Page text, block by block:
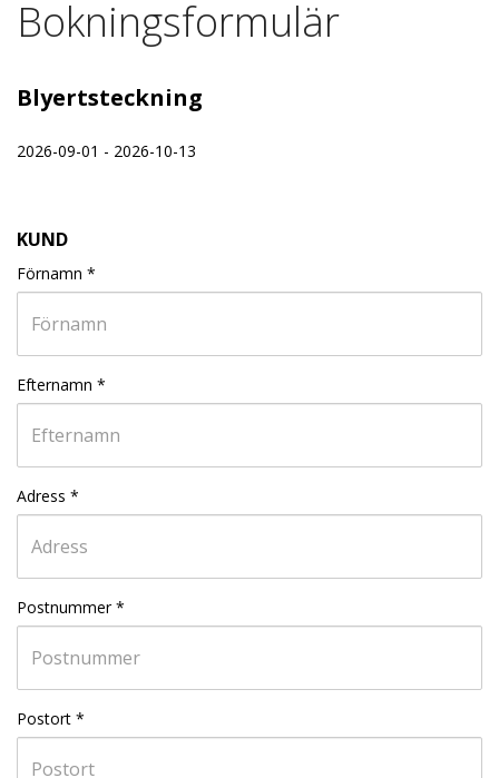
Bokningsformulär
Blyertsteckning
2026-09-01 - 2026-10-13
KUND
Förnamn *
Efternamn *
Adress *
Postnummer*
Postort *